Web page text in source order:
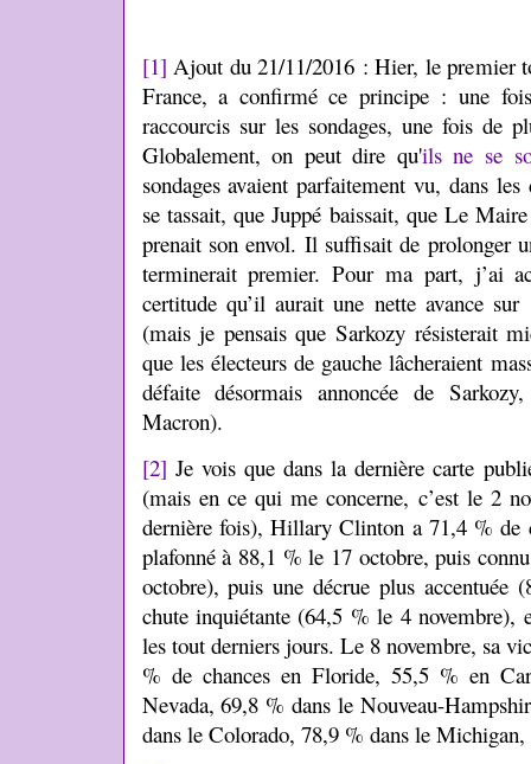
[1] Ajout du 21/11/2016 : Hier, le premier
France, a confirmé ce principe : une
raccourcis sur les sondages, une fois de
Globalement, on peut dire qu'ils ne se
sondages avaient parfaitement vu, dans
se tassait, que Juppé baissait, que Le
prenait son envol. Il suffisait de prolonger
terminerait premier. Pour ma part, j’ai
certitude qu’il aurait une nette avance
(mais je pensais que Sarkozy résisterait
que les électeurs de gauche lâcheraient
défaite désormais annoncée de
Macron).
[2] Je vois que dans la dernière carte
(mais en ce qui me concerne, c’est le 2
dernière fois), Hillary Clinton a 71,4 % de
plafonné à 88,1 % le 17 octobre, puis
octobre), puis une décrue plus
chute inquiétante (64,5 % le 4 novembre),
les tout derniers jours. Le 8 novembre, sa
% de chances en Floride, 55,5 % en
Nevada, 69,8 % dans le Nouveau-
dans le Colorado, 78,9 % dans le